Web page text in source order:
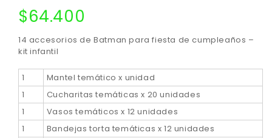
$64.400
14 accesorios de Batman para fiesta de cumpleaños –
kit infantil
1
Mantel temático x unidad
1
Cucharitas temáticas x 20 unidades
1
Vasos temáticos x 12 unidades
1
Bandejas torta temáticas x 12 unidades